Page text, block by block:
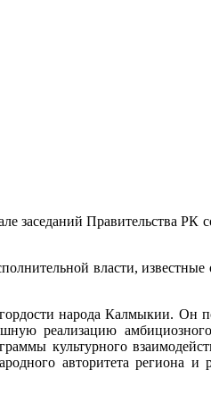
Правительства РК
власти, известные
народа Калмыкии. Он
реализацию амбициозного
культурного
авторитета региона и